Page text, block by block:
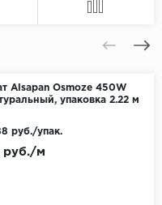
Alsapan Osmoze 450W
упаковка 2.22 м
руб./м
руб./упак.